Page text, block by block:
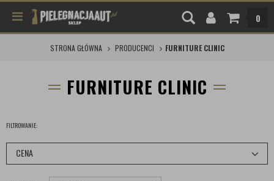
0
STRONA GŁÓWNA PRODUCENCI FURNITURE CLINIC
FURNITURE CLINIC
FILTROWANIE:
CENA